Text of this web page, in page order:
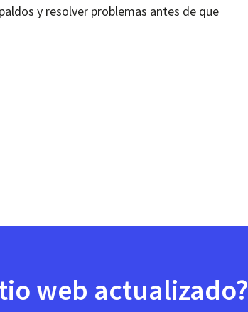
y resolver problemas antes de que
web actualizado?